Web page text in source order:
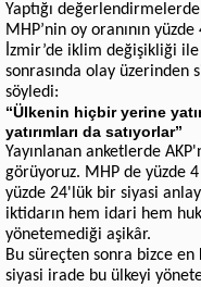
Yaptığı
MHP’nin oy oranının
İzmir’de iklim değişikliği
sonrasında olay üzerinden
söyledi:
“Ülkenin hiçbir yerine
yatırımları da satıyorlar”
Yayınlanan anketlerde
görüyoruz. MHP de yüzde
yüzde 24'lük bir siyasi
iktidarın hem idari hem
yönetemediği aşikâr.
Bu süreçten sonra bizce en
siyasi irade bu ülkeyi